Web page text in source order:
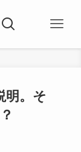
明。そ